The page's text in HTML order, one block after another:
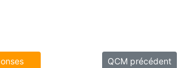
QCM précédent